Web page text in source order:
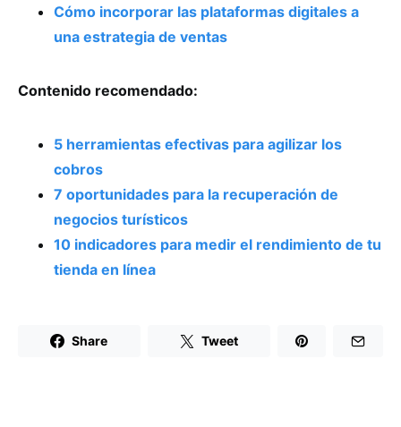
Cómo incorporar las plataformas digitales a
una estrategia de ventas
Contenido recomendado:
5 herramientas efectivas para agilizar los
cobros
7 oportunidades para la recuperación de
negocios turísticos
10 indicadores para medir el rendimiento de tu
tienda en línea
Share Tweet